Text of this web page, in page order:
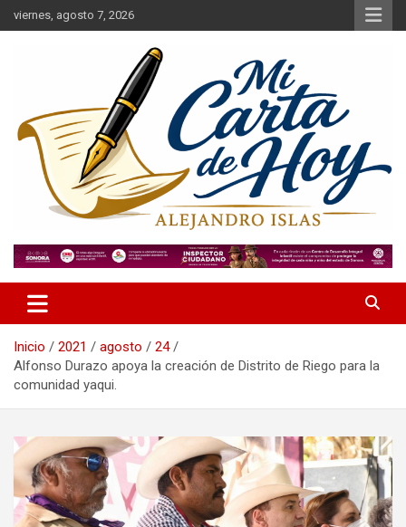
Saltar
al
viernes, agosto 7, 2026
Mi Carta de Hoy
Inicio 2021 agosto
24
Alfonso Durazo apoya la creación de Distrito de Riego para la
comunidad yaqui.